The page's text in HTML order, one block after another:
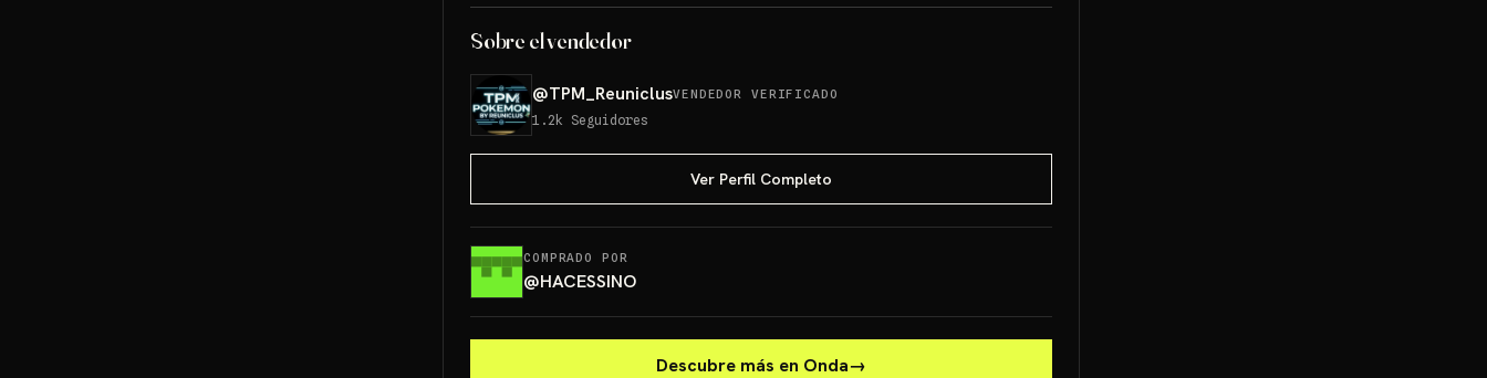
Sobre el vendedor
@TPM_ReuniclusVENDEDOR VERIFICADO
1.2k Seguidores
Ver Perfil Completo
COMPRADO POR
@HACESSINO
Descubre más en Onda→